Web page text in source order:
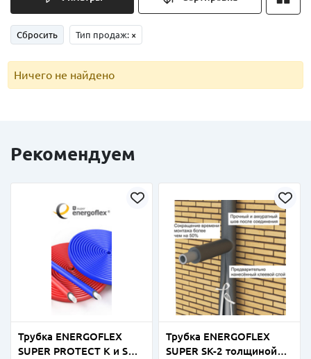
Сбросить Тип продаж: ×
Ничего не найдено
Рекомендуем
Трубка ENERGOFLEX
SUPER PROTECT K и S
Трубка ENERGOFLEX
SUPER SK-2 толщиной